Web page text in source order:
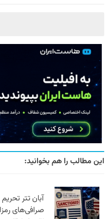
این مطالب را هم بخوانید:
آبان تتر
صرافی‌های